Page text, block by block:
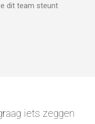
dit team steunt
iets zeggen